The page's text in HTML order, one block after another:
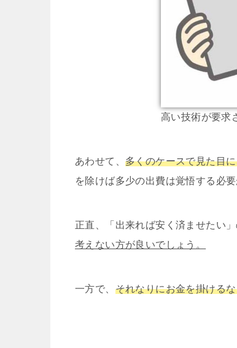
高い技術が要求
あわせて、 多くのケースで見た目
を除けば多少の出費は覚悟する必要
正直、「出来れば安く済ませたい」
考えない方が良いでしょう。
一方で、 それなりにお金を掛ける